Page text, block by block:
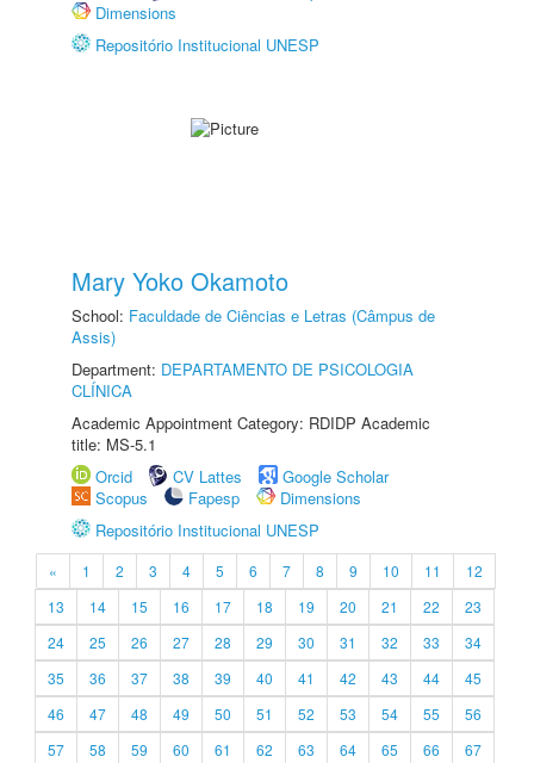
Dimensions
Repositório Institucional UNESP
Mary Yoko Okamoto
School: Faculdade de Ciências e Letras (Câmpus de
Assis)
Department: DEPARTAMENTO DE PSICOLOGIA
CLÍNICA
Academic Appointment Category: RDIDP Academic
title: MS-5.1
Orcid
CV Lattes
Google Scholar
Scopus
Fapesp
Dimensions
Repositório Institucional UNESP
« 1 2 3 4 5 6 7 8 9 10 11
12
13
14 15 16 17 18 19 20 21 22
23
24
25 26 27 28 29 30 31 32 33
34
35
36 37 38 39 40 41 42 43 44
45
46
47 48 49 50 51 52 53 54 55
56
57
58 59 60 61 62 63 64 65 66
67